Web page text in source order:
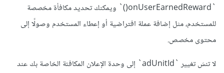
`onUserEarnedReward()` ويمكنك تحديد مكافأة مخصصة
للمستخدم، مثل إضافة عملة افتراضية أو إعطاء المستخدم وصولًا إلى
محتوى مخصص.
لا تنسَ تغيير `adUnitId` إلى وحدة الإعلان المكافئة الخاصة بك عند